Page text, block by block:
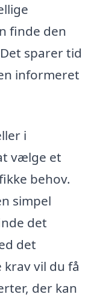
finde den
sparer tid
informeret
i
vælge et
behov.
simpel
det
det
vil du få
der kan